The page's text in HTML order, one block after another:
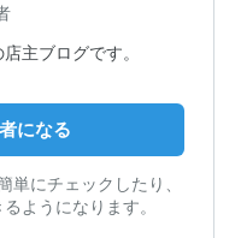
主ブログです。
になる
単にチェックしたり、
ようになります。